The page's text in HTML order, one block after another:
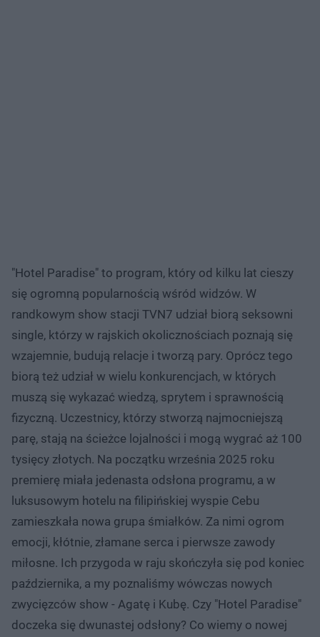
"Hotel Paradise" to program, który od kilku lat cieszy
się ogromną popularnością wśród widzów. W
randkowym show stacji TVN7 udział biorą seksowni
single, którzy w rajskich okolicznościach poznają się
wzajemnie, budują relacje i tworzą pary. Oprócz tego
biorą też udział w wielu konkurencjach, w których
muszą się wykazać wiedzą, sprytem i sprawnością
fizyczną. Uczestnicy, którzy stworzą najmocniejszą
parę, stają na ścieżce lojalności i mogą wygrać aż 100
tysięcy złotych. Na początku września 2025 roku
premierę miała jedenasta odsłona programu, a w
luksusowym hotelu na filipińskiej wyspie Cebu
zamieszkała nowa grupa śmiałków. Za nimi ogrom
emocji, kłótnie, złamane serca i pierwsze zawody
miłosne. Ich przygoda w raju skończyła się pod koniec
października, a my poznaliśmy wówczas nowych
zwycięzców show - Agatę i Kubę. Czy "Hotel Paradise"
doczeka się dwunastej odsłony? Co wiemy o nowej